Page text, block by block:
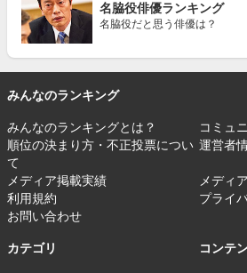
名脇役俳優ランキング
名脇役だと思う俳優は？
みんなのランキング
みんなのランキングとは？
コミュ
順位の決まり方・不正投票につい
て
運営者
メディア掲載実績
メディ
利用規約
プライ
お問い合わせ
カテゴリ コンテ